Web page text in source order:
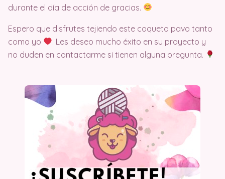
durante el día de acción de gracias.
Espero que disfrutes tejiendo este coqueto pavo tanto
como yo
. Les deseo mucho éxito en su proyecto y
no duden en contactarme si tienen alguna pregunta.